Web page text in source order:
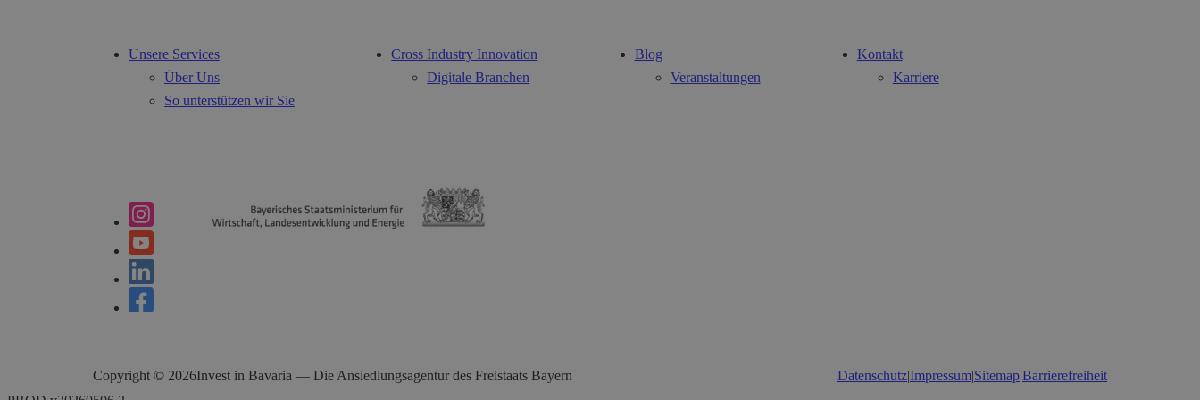
Unsere Services
Über Uns
So unterstützen wir Sie
Cross Industry Innovation
Digitale Branchen
Blog
Veranstaltungen
Kontakt
Karriere
Copyright © 2026Invest in Bavaria — Die Ansiedlungsagentur des Freistaats Bayern Datenschutz|Impressum|Sitemap|Barrierefreiheit